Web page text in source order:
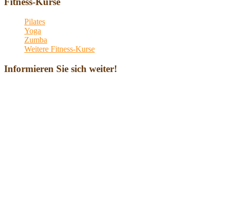
Pilates
Yoga
Zumba
Weitere Fitness-Kurse
Informieren Sie sich weiter!